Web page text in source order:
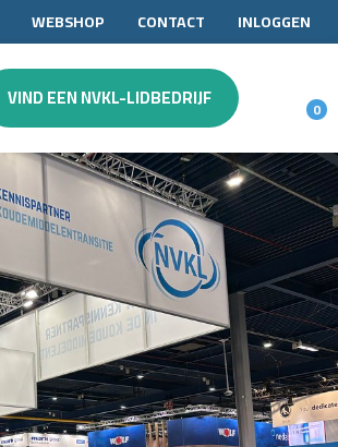
WEBSHOP CONTACT INLOGGEN
VIND EEN NVKL-LIDBEDRIJF 0